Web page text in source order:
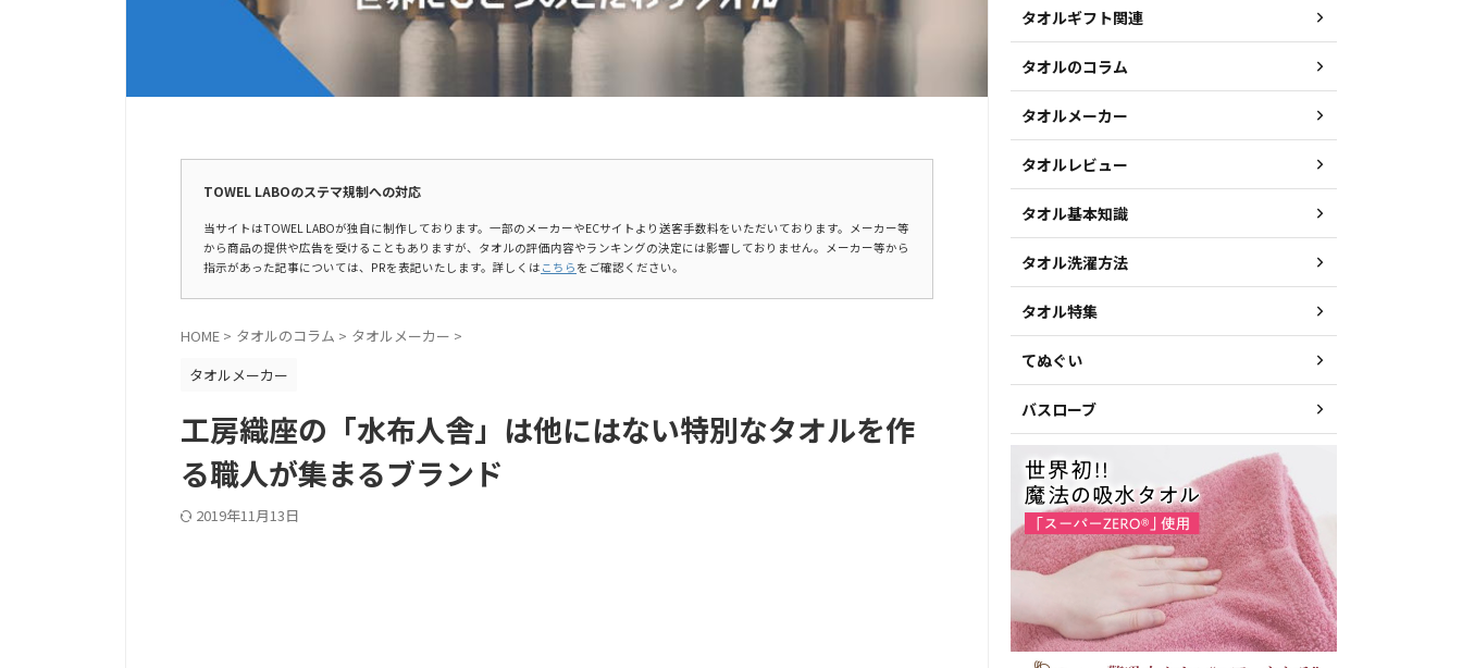
TOWEL LABOのステマ規制への対応
当サイトはTOWEL LABOが独自に制作しております。一部のメーカーやECサイトより送客手数料をいただいております。メーカー等
から商品の提供や広告を受けることもありますが、タオルの評価内容やランキングの決定には影響しておりません。メーカー等から
指示があった記事については、PRを表記いたします。詳しくは こちら をご確認ください。
HOME > タオルのコラム > タオルメーカー >
タオルメーカー
工房織座の「水布人舎」は他にはない特別なタオルを作
る職人が集まるブランド
2019年11月13日
タオルギフト関連
タオルのコラム
タオルメーカー
タオルレビュー
タオル基本知識
タオル洗濯方法
タオル特集
てぬぐい
バスローブ